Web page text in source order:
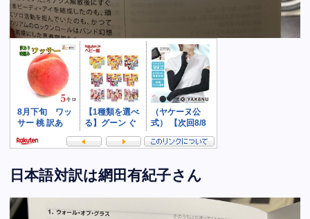
日本語対訳は網田有紀子さん